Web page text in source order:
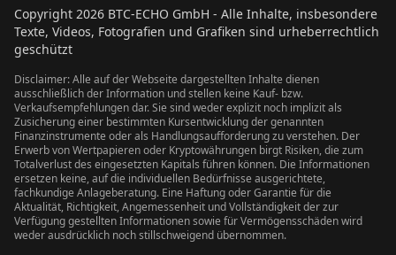
Copyright 2026 BTC-ECHO GmbH - Alle Inhalte, insbesondere
Texte, Videos, Fotografien und Grafiken sind urheberrechtlich
geschützt
Disclaimer: Alle auf der Webseite dargestellten Inhalte dienen
ausschließlich der Information und stellen keine Kauf- bzw.
Verkaufsempfehlungen dar. Sie sind weder explizit noch implizit als
Zusicherung einer bestimmten Kursentwicklung der genannten
Finanzinstrumente oder als Handlungsaufforderung zu verstehen. Der
Erwerb von Wertpapieren oder Kryptowährungen birgt Risiken, die zum
Totalverlust des eingesetzten Kapitals führen können. Die Informationen
ersetzen keine, auf die individuellen Bedürfnisse ausgerichtete,
fachkundige Anlageberatung. Eine Haftung oder Garantie für die
Aktualität, Richtigkeit, Angemessenheit und Vollständigkeit der zur
Verfügung gestellten Informationen sowie für Vermögensschäden wird
weder ausdrücklich noch stillschweigend übernommen.